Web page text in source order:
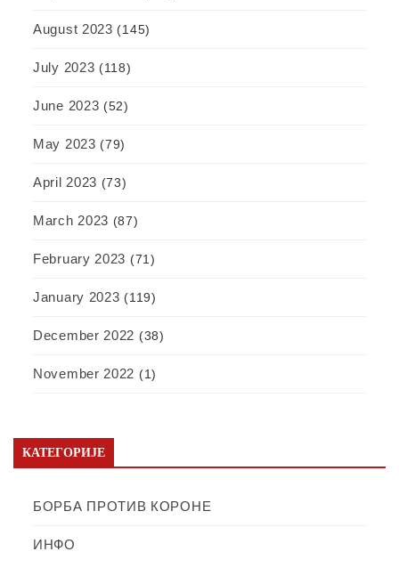
August 2023 (145)
July 2023 (118)
June 2023 (52)
May 2023 (79)
April 2023 (73)
March 2023 (87)
February 2023 (71)
January 2023 (119)
December 2022 (38)
November 2022 (1)
КАТЕГОРИЈЕ
БОРБА ПРОТИВ КОРОНЕ
ИНФО